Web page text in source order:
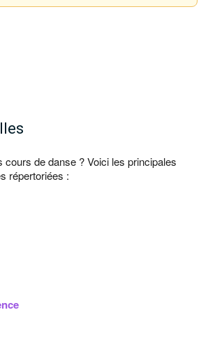
cours de danse ? Voici les principales
répertoriées :